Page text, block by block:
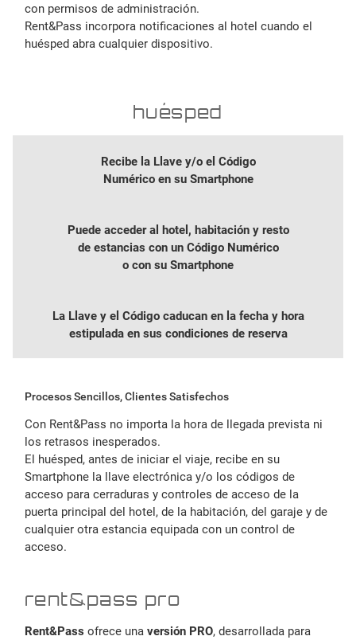
con permisos de administración.
Rent&Pass incorpora notificaciones al hotel cuando el
huésped abra cualquier dispositivo.
huésped
Recibe la Llave y/o el Código
Numérico en su Smartphone
Puede acceder al hotel, habitación y resto
de estancias con un Código Numérico
o con su Smartphone
La Llave y el Código caducan en la fecha y hora
estipulada en sus condiciones de reserva
Procesos Sencillos, Clientes Satisfechos
Con Rent&Pass no importa la hora de llegada prevista ni
los retrasos inesperados.
El huésped, antes de iniciar el viaje, recibe en su
Smartphone la llave electrónica y/o los códigos de
acceso para cerraduras y controles de acceso de la
puerta principal del hotel, de la habitación, del garaje y de
cualquier otra estancia equipada con un control de
acceso.
rent&pass pro
Rent&Pass ofrece una versión PRO, desarrollada para